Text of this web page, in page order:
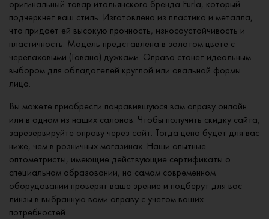
оригинальный товар итальянского бренда Furla, который
подчеркнет ваш стиль. Изготовлена из пластика и металла,
что придает ей высокую прочность, износоустойчивость и
пластичность. Модель представлена в золотом цвете с
черепаховыми (Гавана) дужками. Оправа станет идеальным
выбором для обладателей круглой или овальной формы
лица.
Вы можете приобрести понравившуюся вам оправу онлайн
или в одном из наших салонов. Чтобы получить скидку сайта,
зарезервируйте оправу через сайт. Тогда цена будет для вас
ниже, чем в розничных магазинах. Наши опытные
оптометристы, имеющие действующие сертификаты о
специальном образовании, на самом современном
оборудовании проверят ваше зрение и подберут для вас
линзы в выбранную вами оправу с учетом ваших
потребностей.